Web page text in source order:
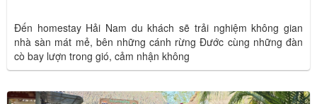
Đến homestay Hải Nam du khách sẽ trải nghiệm không gian
nhà sàn mát mẻ, bên những cánh rừng Đước cùng những đàn
cò bay lượn trong gió, cảm nhận không